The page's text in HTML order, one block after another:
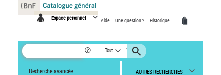
Espace personnel Aide Une question ? Historique
Tout
Recherche avancée AUTRES RECHERCHES
Panneau de gestion des cookies